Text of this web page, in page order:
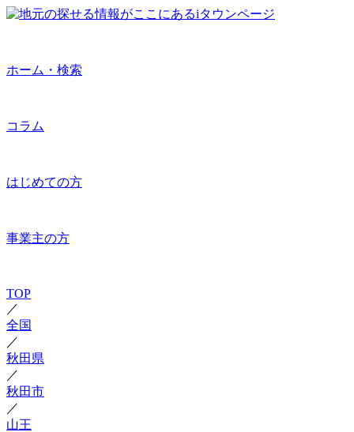
ホーム・検索
コラム
はじめての方
事業主の方
TOP
／
全国
／
秋田県
／
秋田市
／
山王